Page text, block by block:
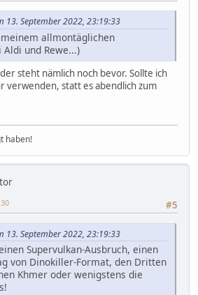
13. September 2022, 23:19:33
allmontäglichen
und Rewe...)
steht nämlich noch bevor. Sollte ich
verwenden, statt es abendlich zum
haben!
#5
13. September 2022, 23:19:33
Supervulkan-Ausbruch, einen
von Dinokiller-Format, den Dritten
Khmer oder wenigstens die